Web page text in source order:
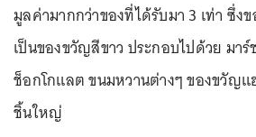
มูลค่ามากกว่าของที่ได้รับมา 3 เท่า ซึ่
เป็นของขวัญสีขาว ประกอบไปด้วย มาร์
ช็อกโกแลต ขนมหวานต่างๆ ของขวัญ
ชิ้นใหญ่